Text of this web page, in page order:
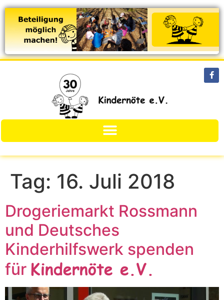
Tag: 16. Juli 2018
Drogeriemarkt Rossmann
und Deutsches
Kinderhilfswerk spenden
für Kindernöte e.V.